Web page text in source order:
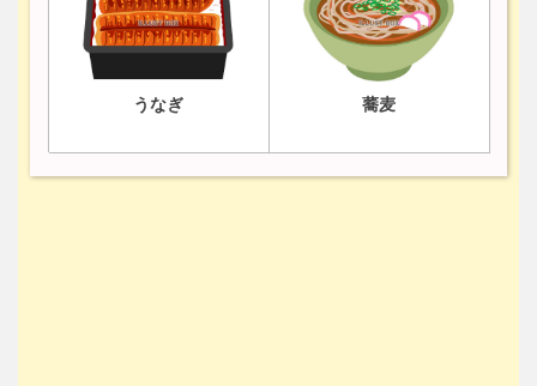
うなぎ 蕎麦